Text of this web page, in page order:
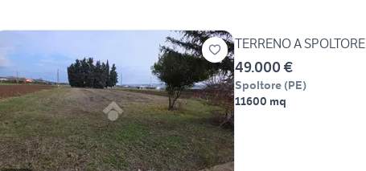
TERRENO A SPOLTORE
49.000 €
Spoltore (PE)
11600 mq